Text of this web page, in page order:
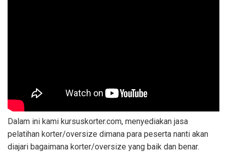
Dalam ini kami kursuskorter.com, menyediakan jasa
pelatihan korter/oversize dimana para peserta nanti akan
diajari bagaimana korter/oversize yang baik dan benar.